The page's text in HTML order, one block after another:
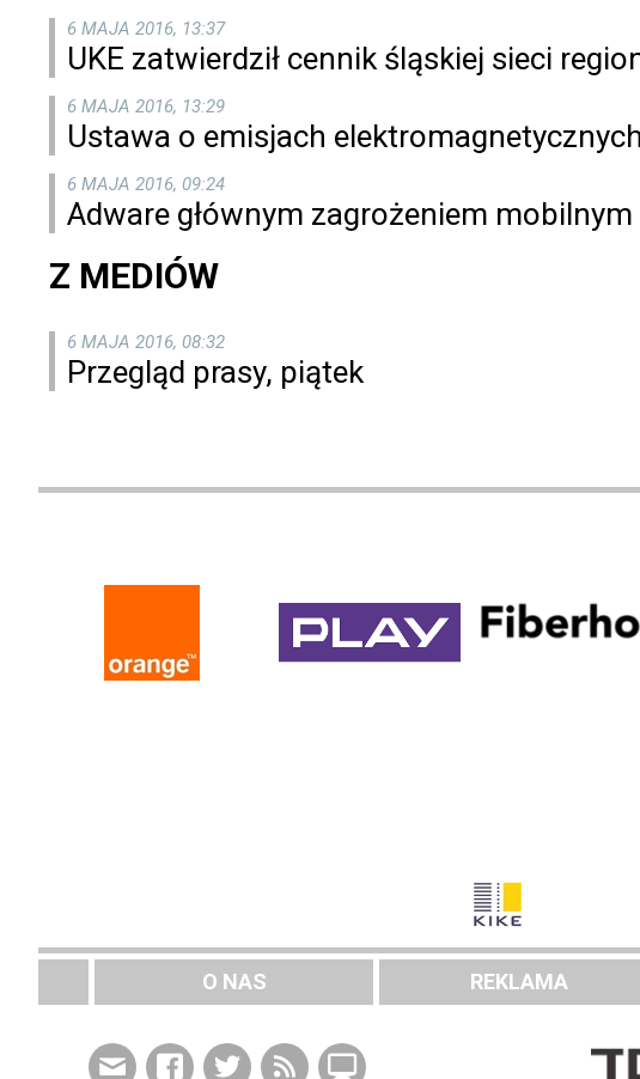
6 MAJA 2016, 13:37
UKE zatwierdził cennik śląskiej sieci
6 MAJA 2016, 13:29
Ustawa o emisjach
6 MAJA 2016, 09:24
Adware głównym zagrożeniem
Z MEDIÓW
6 MAJA 2016, 08:32
Przegląd prasy, piątek
O NAS REKLAMA